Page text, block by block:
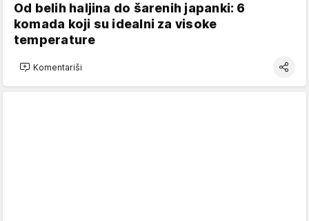
Od belih haljina do šarenih japanki: 6
komada koji su idealni za visoke
temperature
Komentariši